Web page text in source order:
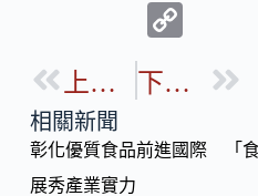
b
o
p
Li
上一篇 下一篇
相關新聞
彰化優質食品前進國際 「
展秀產業實力